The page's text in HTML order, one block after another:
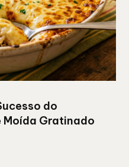
do
Moída Gratinado